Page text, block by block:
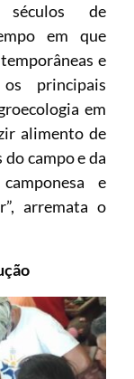
de
em que
e
principais
em
alimento de
campo e da
e
arremata o